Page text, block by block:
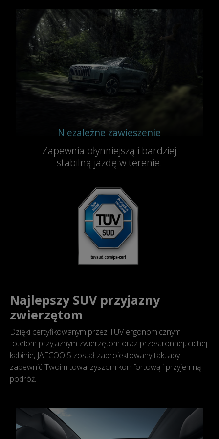
Niezależne zawieszenie
Zapewnia płynniejszą i bardziej
stabilną jazdę w terenie.
Najlepszy SUV przyjazny
zwierzętom
Dzięki certyfikowanym przez TUV ergonomicznym
fotelom przyjaznym zwierzętom oraz przestronnej, cichej
kabinie, JAECOO 5 został zaprojektowany tak, aby
zapewnić Twoim towarzyszom komfortową i przyjemną
podróż.